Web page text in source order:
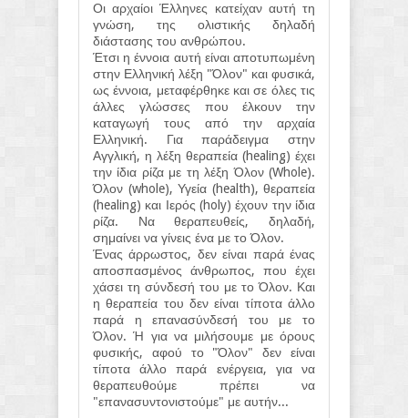
Οι αρχαίοι Έλληνες κατείχαν αυτή τη
γνώση, της ολιστικής δηλαδή
διάστασης του ανθρώπου.
Έτσι η έννοια αυτή είναι αποτυπωμένη
στην Ελληνική λέξη "Όλον" και φυσικά,
ως έννοια, μεταφέρθηκε και σε όλες τις
άλλες γλώσσες που έλκουν την
καταγωγή τους από την αρχαία
Ελληνική. Για παράδειγμα στην
Αγγλική, η λέξη θεραπεία (healing) έχει
την ίδια ρίζα με τη λέξη Όλον (Whole).
Όλον (whole), Υγεία (health), θεραπεία
(healing) και Ιερός (holy) έχουν την ίδια
ρίζα. Να θεραπευθείς, δηλαδή,
σημαίνει να γίνεις ένα με το Όλον.
Ένας άρρωστος, δεν είναι παρά ένας
αποσπασμένος άνθρωπος, που έχει
χάσει τη σύνδεσή του με το Όλον. Και
η θεραπεία του δεν είναι τίποτα άλλο
παρά η επανασύνδεσή του με το
Όλον. Ή για να μιλήσουμε με όρους
φυσικής, αφού το "Όλον" δεν είναι
τίποτα άλλο παρά ενέργεια, για να
θεραπευθούμε πρέπει να
"επανασυντονιστούμε" με αυτήν...